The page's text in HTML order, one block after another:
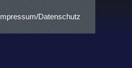
Impressum/Datenschutz